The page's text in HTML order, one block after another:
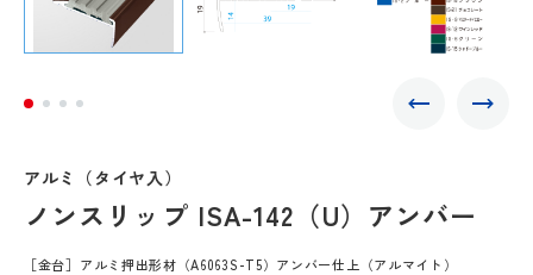
アルミ（タイヤ入）
ノンスリップ ISA-142（U）アンバー
［金台］アルミ押出形材（A6063S-T5）アンバー仕上（アルマイト）